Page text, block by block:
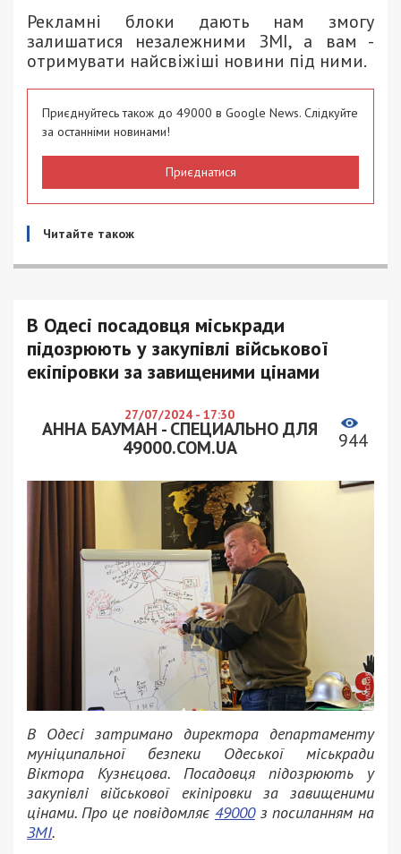
Рекламні блоки дають нам змогу
залишатися незалежними ЗМІ, а вам -
отримувати найсвіжіші новини під ними.
Приєднуйтесь також до 49000 в Google News. Слідкуйте
за останніми новинами!
Приєднатися
Читайте також
В Одесі посадовця міськради
підозрюють у закупівлі військової
екіпіровки за завищеними цінами
27/07/2024 - 17:30
АННА БАУМАН - СПЕЦИАЛЬНО ДЛЯ
49000.COM.UA
944
В Одесі затримано директора департаменту
муніципальної безпеки Одеської міськради
Віктора Кузнєцова. Посадовця підозрюють у
закупівлі військової екіпіровки за завищеними
цінами. Про це повідомляє 49000з посиланням на
ЗМІ.